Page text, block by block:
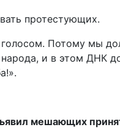
протестующих.
Потому мы
и в этом ДНК
мешающих